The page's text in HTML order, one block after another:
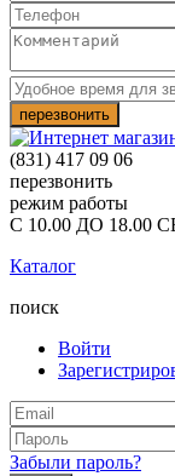
(831) 417 09 06
перезвонить
режим работы
С 10.00 ДО 18.00
Каталог
поиск
Войти
Забыли пароль?